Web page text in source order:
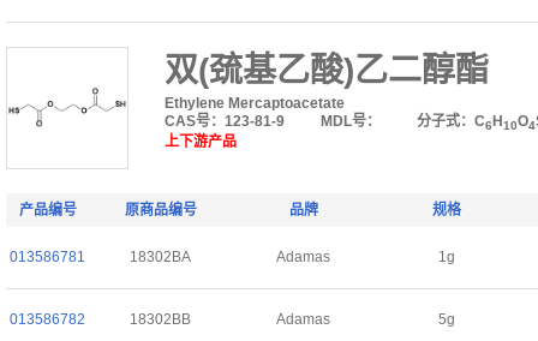
双(巯基乙酸)乙二醇酯
Ethylene Mercaptoacetate
CAS号：123-81-9
MDL号： 分子式：C6 H 10O4
上下游产品
产品编号 原商品编号 品牌 规格
013586781 18302BA Adamas 1g
013586782 18302BB Adamas 5g